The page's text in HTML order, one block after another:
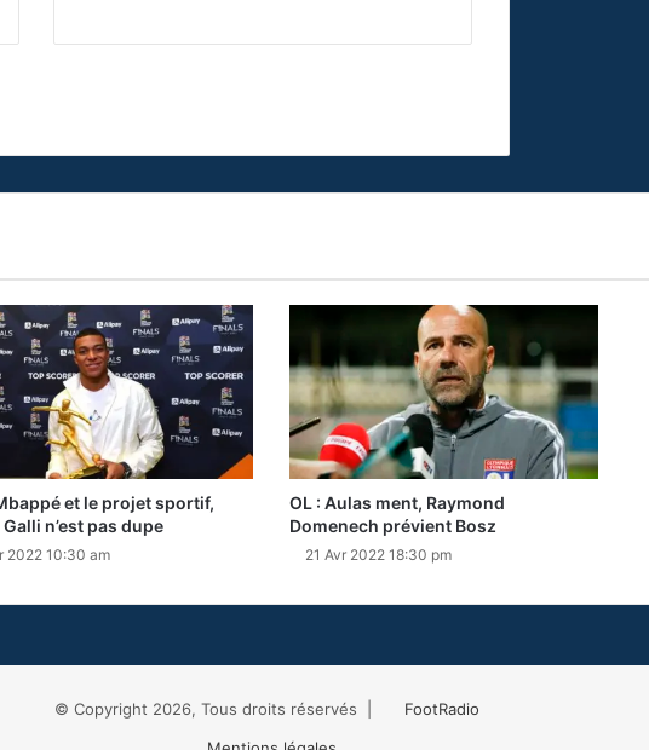
et le projet sportif,
n’est pas dupe
2022 10:30 am
OL : Aulas ment, Raymond
Domenech prévient Bosz
21 Avr 2022 18:30 pm
© Copyright 2026, Tous droits réservés |
FootRadio